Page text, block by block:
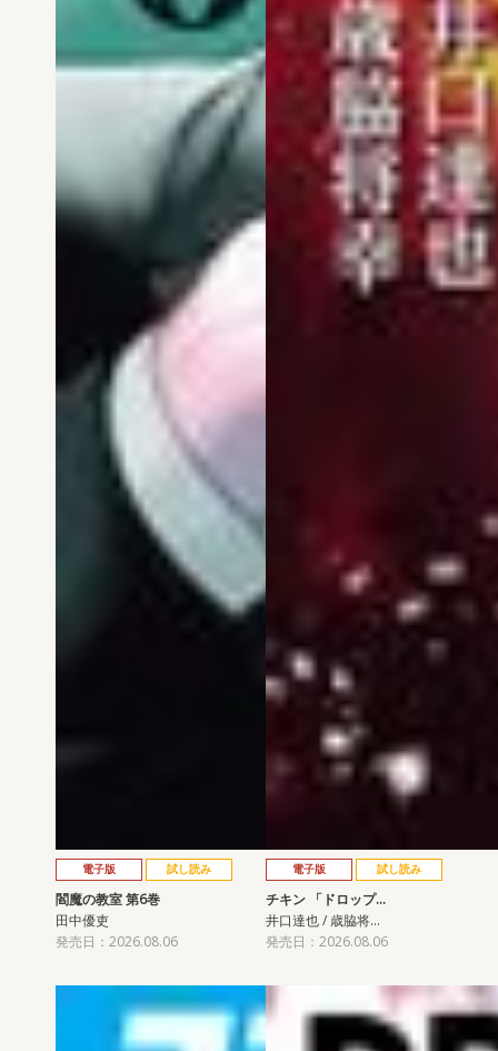
電子版 試し読み
閻魔の教室 第6巻
田中優吏
発売日：2026.08.06
電子版 試し読み
チキン 「ドロップ…
井口達也 / 歳脇将…
発売日：2026.08.06